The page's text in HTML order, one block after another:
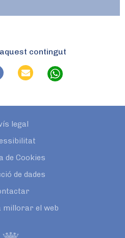
contingut
legal
de Cookies
de dades
millorar el web